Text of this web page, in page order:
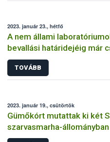
2023. január 23., hétfő
A nem állami
bevallási határidejéig már
TOVÁBB
2023. január 19., csütörtök
Gümőkórt mutattak ki két
szarvasmarha-állományban